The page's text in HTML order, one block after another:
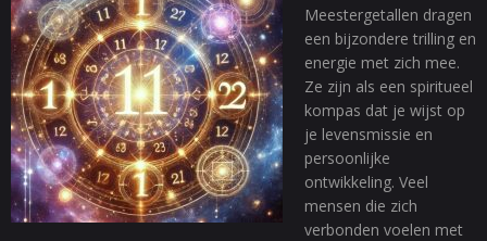
Meestergetallen dragen
een bijzondere trilling en
energie met zich mee.
Ze zijn als een spiritueel
kompas dat je wijst op
je levensmissie en
persoonlijke
ontwikkeling. Veel
mensen die zich
verbonden voelen met